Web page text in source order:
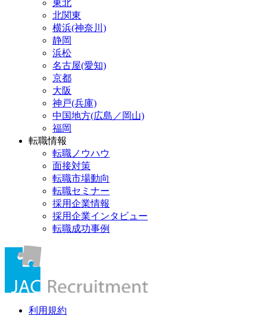
東北
北関東
横浜(神奈川)
静岡
浜松
名古屋(愛知)
京都
大阪
神戸(兵庫)
中国地方(広島／岡山)
福岡
転職情報
転職ノウハウ
面接対策
転職市場動向
転職セミナー
採用企業情報
採用企業インタビュー
転職成功事例
利用規約